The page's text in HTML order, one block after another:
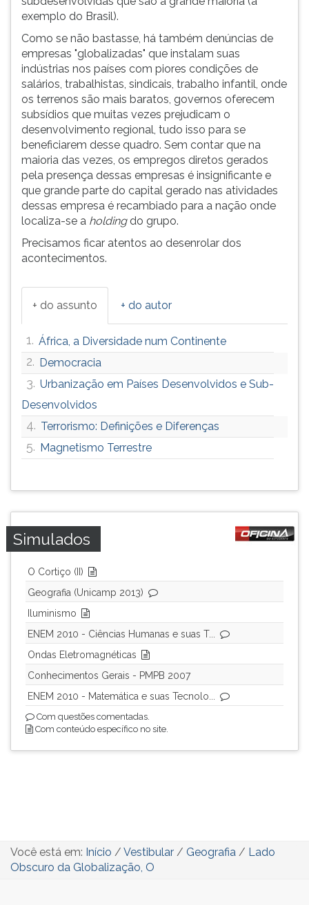
essa
instrução
novamente.
exemplo do Brasil).
Como se não bastasse, há também denúncias de
empresas "globalizadas" que instalam suas
indústrias nos países com piores condições de
salários, trabalhistas, sindicais, trabalho infantil, onde
os terrenos são mais baratos, governos oferecem
subsídios que muitas vezes prejudicam o
desenvolvimento regional, tudo isso para se
beneficiarem desse quadro. Sem contar que na
maioria das vezes, os empregos diretos gerados
pela presença dessas empresas é insignificante e
que grande parte do capital gerado nas atividades
dessas empresa é recambiado para a nação onde
localiza-se a holdingdo grupo.
Precisamos ficar atentos ao desenrolar dos
acontecimentos.
+ do assunto + do autor
1. África, a Diversidade num Continente
2. Democracia
3. Urbanização em Países Desenvolvidos e Sub-
Desenvolvidos
4. Terrorismo: Definições e Diferenças
5. Magnetismo Terrestre
Simulados
O Cortiço (II)
Geografia (Unicamp 2013)
Iluminismo
ENEM 2010 - Ciências Humanas e suas T...
Ondas Eletromagnéticas
Conhecimentos Gerais - PMPB 2007
ENEM 2010 - Matemática e suas Tecnolo...
Com questões comentadas.
Com conteúdo específico no site.
Você está em: Início / Vestibular / Geografia / Lado
Obscuro da Globalização, O